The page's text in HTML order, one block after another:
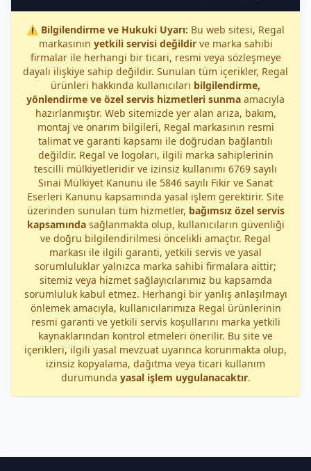
⚠️ Bilgilendirme ve Hukuki Uyarı: Bu web sitesi, Regal
markasının yetkili servisi değildirve marka sahibi
firmalar ile herhangi bir ticari, resmi veya sözleşmeye
dayalı ilişkiye sahip değildir. Sunulan tüm içerikler, Regal
ürünleri hakkında kullanıcıları bilgilendirme,
yönlendirme ve özel servis hizmetleri sunma amacıyla
hazırlanmıştır. Web sitemizde yer alan arıza, bakım,
montaj ve onarım bilgileri, Regal markasının resmi
talimat ve garanti kapsamı ile doğrudan bağlantılı
değildir. Regal ve logoları, ilgili marka sahiplerinin
tescilli mülkiyetleridir ve izinsiz kullanımı 6769 sayılı
Sınai Mülkiyet Kanunu ile 5846 sayılı Fikir ve Sanat
Eserleri Kanunu kapsamında yasal işlem gerektirir. Site
üzerinden sunulan tüm hizmetler, bağımsız özel servis
kapsamındasağlanmakta olup, kullanıcıların güvenliği
ve doğru bilgilendirilmesi öncelikli amaçtır. Regal
markası ile ilgili garanti, yetkili servis ve yasal
sorumluluklar yalnızca marka sahibi firmalara aittir;
sitemiz veya hizmet sağlayıcılarımız bu kapsamda
sorumluluk kabul etmez. Herhangi bir yanlış anlaşılmayı
önlemek amacıyla, kullanıcılarımıza Regal ürünlerinin
resmi garanti ve yetkili servis koşullarını marka yetkili
kaynaklarından kontrol etmeleri önerilir. Bu site ve
içerikleri, ilgili yasal mevzuat uyarınca korunmakta olup,
izinsiz kopyalama, dağıtma veya ticari kullanım
durumunda yasal işlem uygulanacaktır.